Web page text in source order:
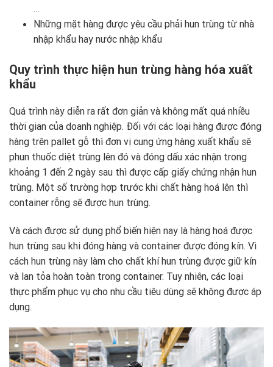
…
Những mặt hàng được yêu cầu phải hun trùng từ nhà
nhập khẩu hay nước nhập khẩu
Quy trình thực hiện hun trùng hàng hóa xuất
khẩu
Quá trình này diễn ra rất đơn giản và không mất quá nhiều
thời gian của doanh nghiệp. Đối với các loại hàng được đóng
hàng trên pallet gỗ thì đơn vị cung ứng hàng xuất khẩu sẽ
phun thuốc diệt trùng lên đó và đóng dấu xác nhận trong
khoảng 1 đến 2 ngày sau thì được cấp giấy chứng nhận hun
trùng. Một số trường hợp trước khi chất hàng hoá lên thì
container rỗng sẽ được hun trùng.
Và cách được sử dụng phổ biến hiện nay là hàng hoá được
hun trùng sau khi đóng hàng và container được đóng kín. Vì
cách hun trùng này làm cho chất khí hun trùng được giữ kín
và lan tỏa hoàn toàn trong container. Tuy nhiên, các loại
thực phẩm phục vụ cho nhu cầu tiêu dùng sẽ không được áp
dụng.